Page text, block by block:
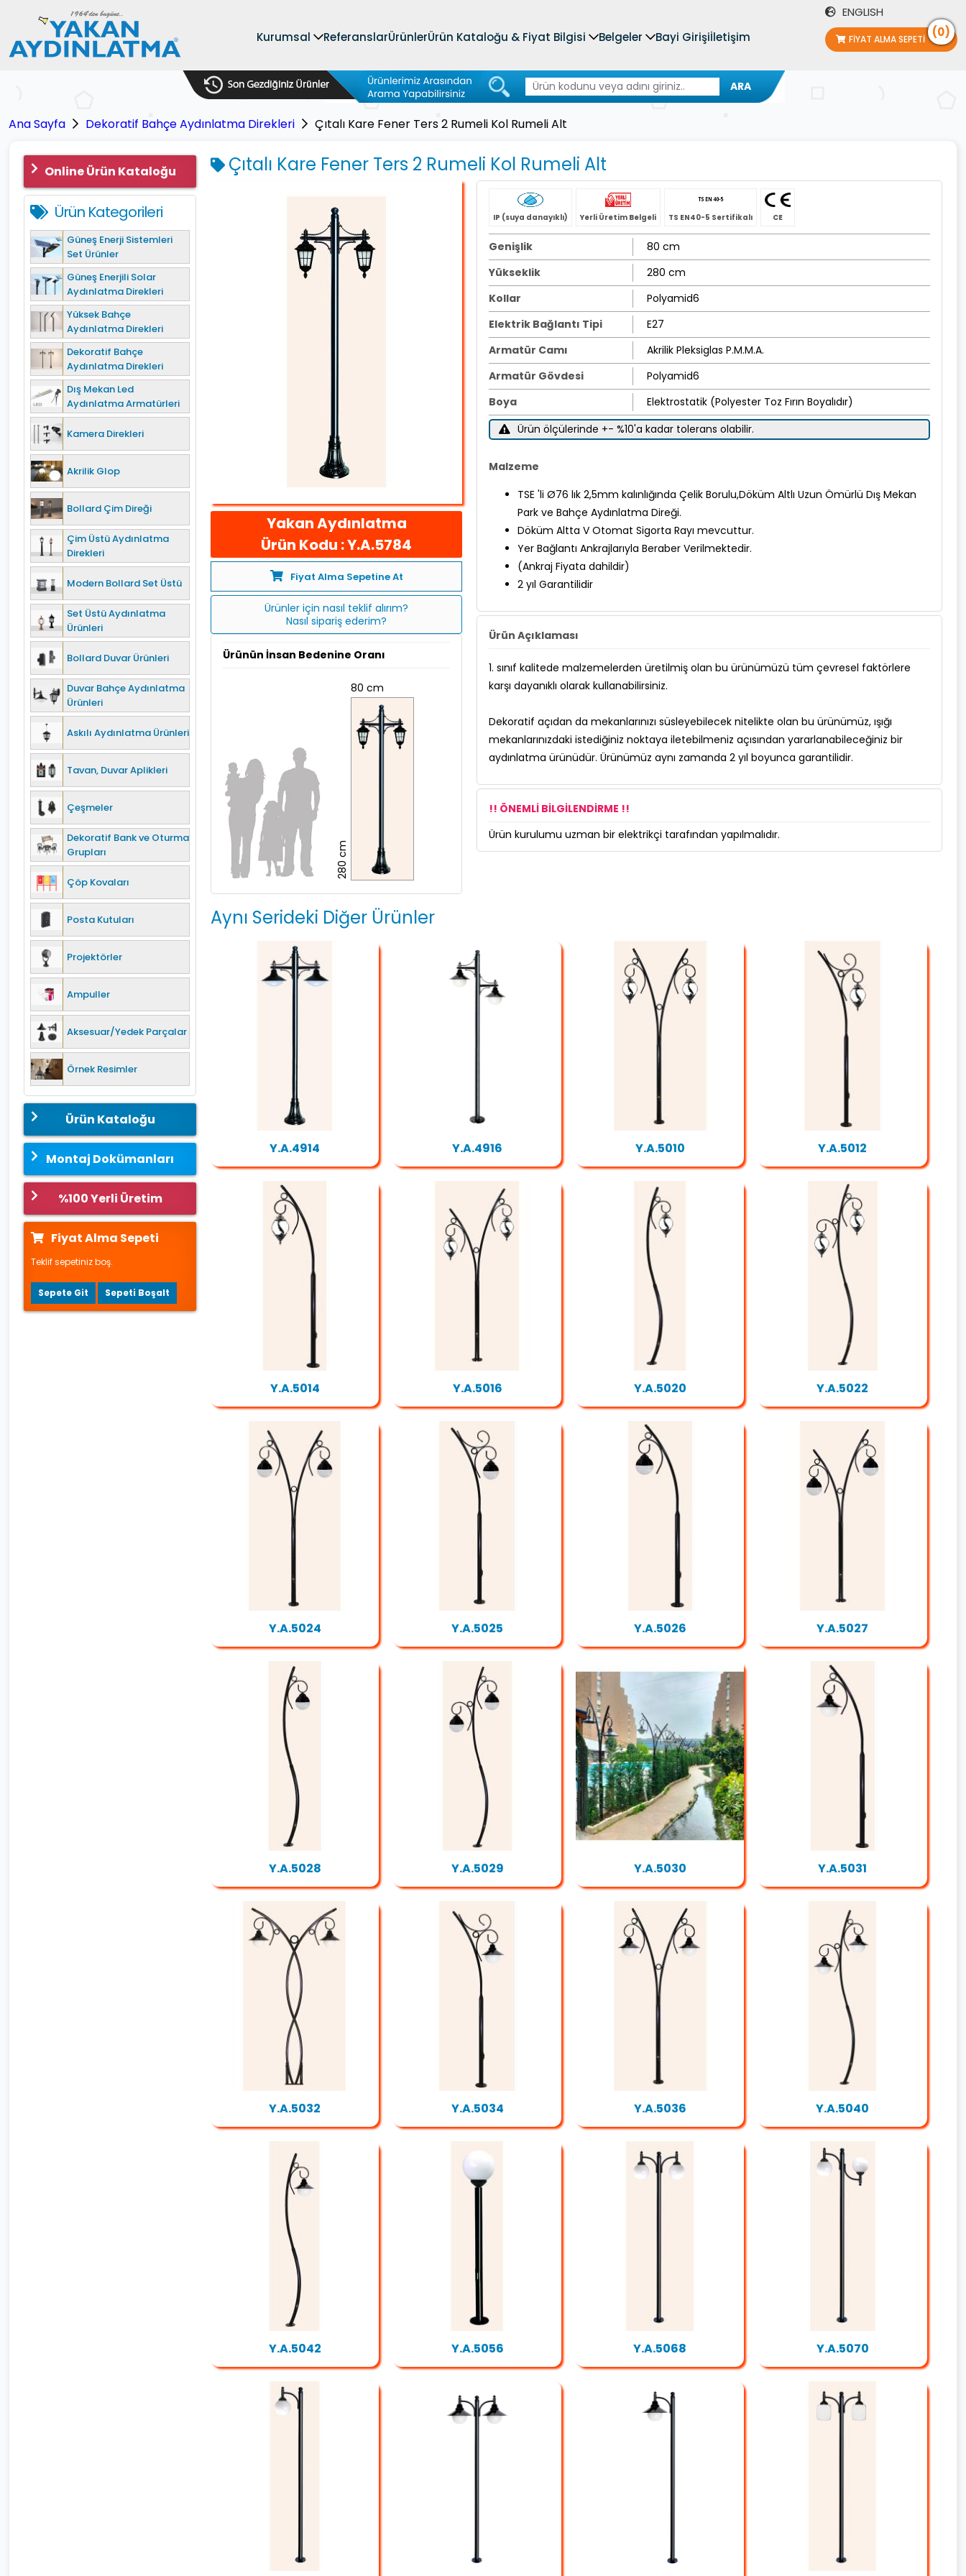
Kurumsal ReferanslarÜrünlerÜrün Kataloğu & Fiyat Bilgisi Belgeler Bayi Girişiİletişim
ENGLISH
FIYAT ALMA SEPETI (0)
ARA
Ana Sayfa Dekoratif Bahçe Aydınlatma Direkleri Çıtalı Kare Fener Ters 2 Rumeli Kol Rumeli Alt
Online Ürün Kataloğu
Ürün Kategorileri
Güneş Enerji Sistemleri
Set Ürünler
Güneş Enerjili Solar
Aydınlatma Direkleri
Yüksek Bahçe
Aydınlatma Direkleri
Dekoratif Bahçe
Aydınlatma Direkleri
Dış Mekan Led
Aydınlatma Armatürleri
Kamera Direkleri
Akrilik Glop
Bollard Çim Direği
Çim Üstü Aydınlatma
Direkleri
Modern Bollard Set Üstü
Set Üstü Aydınlatma
Ürünleri
Bollard Duvar Ürünleri
Duvar Bahçe Aydınlatma
Ürünleri
Askılı Aydınlatma Ürünleri
Tavan, Duvar Aplikleri
Çeşmeler
Dekoratif Bank ve Oturma
Grupları
Çöp Kovaları
Posta Kutuları
Projektörler
Ampuller
Aksesuar/Yedek Parçalar
Örnek Resimler
Ürün Kataloğu
Montaj Dokümanları
%100 Yerli Üretim
Fiyat Alma Sepeti
Teklif sepetiniz boş.
Sepete Git Sepeti Boşalt
Çıtalı Kare Fener Ters 2 Rumeli Kol Rumeli Alt
Yakan Aydınlatma
Ürün Kodu : Y.A.5784
Fiyat Alma Sepetine At
Ürünler için nasıl teklif alırım?
Nasıl sipariş ederim?
Ürünün İnsan Bedenine Oranı
80 cm
280 cm
IP (suya danayıklı) Yerli Üretim Belgeli TS EN40-5 Sertifikalı CE
Genişlik
80 cm
Yükseklik
280 cm
Kollar
Polyamid6
Elektrik Bağlantı Tipi
E27
Armatür Camı
Akrilik Pleksiglas P.M.M.A.
Armatür Gövdesi
Polyamid6
Boya
Elektrostatik (Polyester Toz Fırın Boyalıdır)
Ürün ölçülerinde +- %10'a kadar tolerans olabilir.
Malzeme
TSE 'li Ø76 lık 2,5mm kalınlığında Çelik Borulu,Döküm Altlı Uzun Ömürlü Dış Mekan
Park ve Bahçe Aydınlatma Direği.
Döküm Altta V Otomat Sigorta Rayı mevcuttur.
Yer Bağlantı Ankrajlarıyla Beraber Verilmektedir.
(Ankraj Fiyata dahildir)
2 yıl Garantilidir
Ürün Açıklaması
1. sınıf kalitede malzemelerden üretilmiş olan bu ürünümüzü tüm çevresel faktörlere
karşı dayanıklı olarak kullanabilirsiniz.
Dekoratif açıdan da mekanlarınızı süsleyebilecek nitelikte olan bu ürünümüz, ışığı
mekanlarınızdaki istediğiniz noktaya iletebilmeniz açısından yararlanabileceğiniz bir
aydınlatma ürünüdür. Ürünümüz aynı zamanda 2 yıl boyunca garantilidir.
!! ÖNEMLİ BİLGİLENDİRME !!
Ürün kurulumu uzman bir elektrikçi tarafından yapılmalıdır.
Aynı Serideki Diğer Ürünler
Y.A.4914 Y.A.4916 Y.A.5010 Y.A.5012
Y.A.5014 Y.A.5016 Y.A.5020 Y.A.5022
Y.A.5024 Y.A.5025 Y.A.5026 Y.A.5027
Y.A.5028 Y.A.5029 Y.A.5030 Y.A.5031
Y.A.5032 Y.A.5034 Y.A.5036 Y.A.5040
Y.A.5042 Y.A.5056 Y.A.5068 Y.A.5070